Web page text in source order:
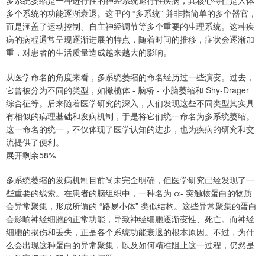
多个系统的功能逐渐衰退。这里的 “多系统” 并非指简单的多个器官，
而是涵盖了运动控制、自主神经调节等多个重要的生理系统。这种疾
病的病程通常呈现逐渐进展的特点，随着时间的推移，症状会逐渐加
重，对患者的生活质量造成越来越大的影响。
从医学命名的角度来看，多系统萎缩的命名经历过一些演变。过去，
它曾被分为不同的类型，如橄榄体 - 脑桥 - 小脑萎缩和 Shy-Drager
综合征等。后来随着医学研究的深入，人们发现这些不同类型其实具
有相似的病理基础和发病机制，于是将它们统一命名为多系统萎缩。
这一命名的统一，不仅体现了医学认知的进步，也为疾病的研究和交
流提供了便利。
展开剩余58%
多系统萎缩的发病机制目前尚未完全明确，但医学研究已经发现了一
些重要的线索。在患者的脑组织中，一种名为 α- 突触核蛋白的物质
会异常聚集，形成所谓的 “路易小体” 类似结构。这些异常聚集的蛋白
会影响神经细胞的正常功能，导致神经细胞逐渐变性、死亡。而神经
细胞的损伤和丢失，正是各个系统功能衰退的根本原因。不过，为什
么会出现这种蛋白的异常聚集，以及如何精准阻止这一过程，仍然是